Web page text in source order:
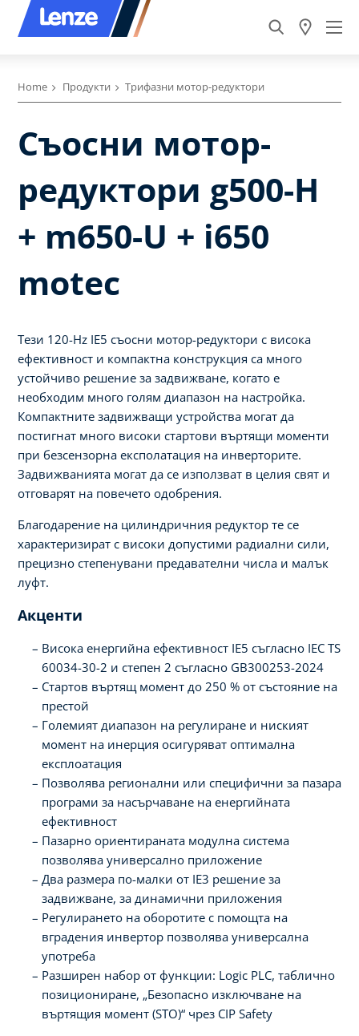
Home Продукти Трифазни мотор-редуктори
Съосни мотор-
редуктори g500-H
+ m650-U + i650
motec
Тези 120-Hz IE5 съосни мотор-редуктори с висока
ефективност и компактна конструкция са много
устойчиво решение за задвижване, когато е
необходим много голям диапазон на настройка.
Компактните задвижващи устройства могат да
постигнат много високи стартови въртящи моменти
при безсензорна експолатация на инверторите.
Задвижванията могат да се използват в целия свят и
отговарят на повечето одобрения.
Благодарение на цилиндричния редуктор те се
характеризират с високи допустими радиални сили,
прецизно степенувани предавателни числа и малък
луфт.
Акценти
Висока енергийна ефективност IE5 съгласно IEC TS
60034-30-2 и степен 2 съгласно GB300253-2024
Стартов въртящ момент до 250 % от състояние на
престой
Големият диапазон на регулиране и ниският
момент на инерция осигуряват оптимална
експлоатация
Позволява регионални или специфични за пазара
програми за насърчаване на енергийната
ефективност
Пазарно ориентираната модулна система
позволява универсално приложение
Два размера по-малки от IE3 решение за
задвижване, за динамични приложения
Регулирането на оборотите с помощта на
вградения инвертор позволява универсална
употреба
Разширен набор от функции: Logic PLC, таблично
позициониране, „Безопасно изключване на
въртящия момент (STO)“ чрез CIP Safety